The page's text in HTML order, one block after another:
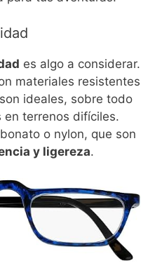
es algo a considerar.
materiales resistentes
ideales, sobre todo
terrenos difíciles.
o nylon, que son
y ligereza.